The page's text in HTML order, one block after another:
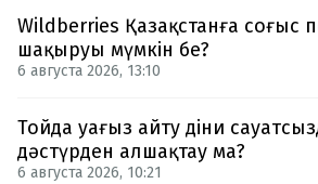
Wildberries Қазақстанға соғыс
шақыруы мүмкін бе?
6 августа 2026, 13:10
Тойда уағыз айту діни
дәстүрден алшақтау ма?
6 августа 2026, 10:21